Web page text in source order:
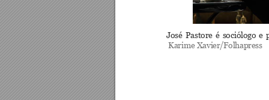
José Pastore é sociólogo e
Karime Xavier/Folhapress